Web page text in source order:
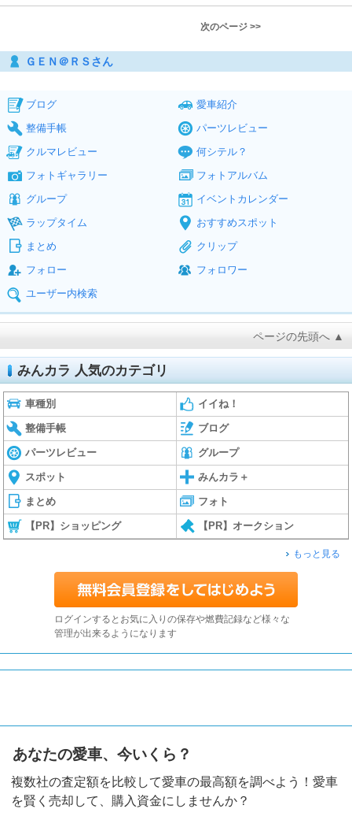
次のページ >>
ＧＥＮ＠ＲＳさん
ブログ
愛車紹介
整備手帳
パーツレビュー
クルマレビュー
何シテル？
フォトギャラリー
フォトアルバム
グループ
イベントカレンダー
ラップタイム
おすすめスポット
まとめ
クリップ
フォロー
フォロワー
ユーザー内検索
ページの先頭へ ▲
みんカラ 人気のカテゴリ
車種別 イイね！
整備手帳 ブログ
パーツレビュー グループ
スポット みんカラ＋
まとめ フォト
【PR】ショッピング 【PR】オークション
もっと見る
ログインするとお気に入りの保存や燃費記録など様々な
管理が出来るようになります
あなたの愛車、今いくら？
複数社の査定額を比較して愛車の最高額を調べよう！愛車
を賢く売却して、購入資金にしませんか？